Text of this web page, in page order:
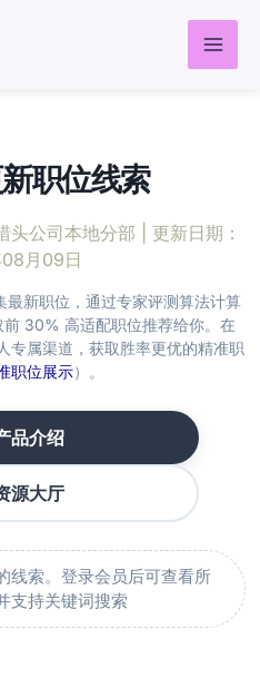
职位线索
头公司本地分部 | 更新日期：
月09日
新职位，通过专家评测算法计算
30% 高适配职位推荐给你。在
专属渠道，获取胜率更优的精准职
职位展示）。
品介绍
源大厅
线索。登录会员后可查看所
支持关键词搜索